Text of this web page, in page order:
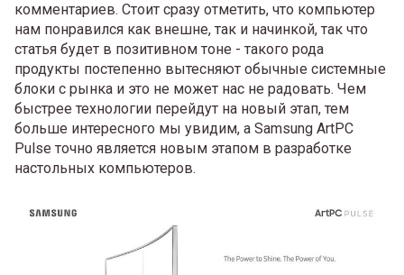
комментариев. Стоит сразу отметить, что компьютер
нам понравился как внешне, так и начинкой, так что
статья будет в позитивном тоне - такого рода
продукты постепенно вытесняют обычные системные
блоки с рынка и это не может нас не радовать. Чем
быстрее технологии перейдут на новый этап, тем
больше интересного мы увидим, а Samsung ArtPC
Pulse точно является новым этапом в разработке
настольных компьютеров.